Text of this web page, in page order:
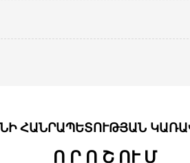
ՀԱՆՐԱՊԵՏՈՒԹՅԱՆ
Ո Ր Ո Շ ՈՒ Մ